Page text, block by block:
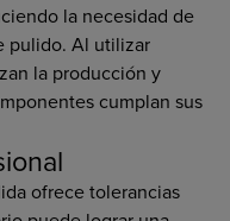
la necesidad de
pulido. Al utilizar
la producción y
cumplan sus
ofrece tolerancias